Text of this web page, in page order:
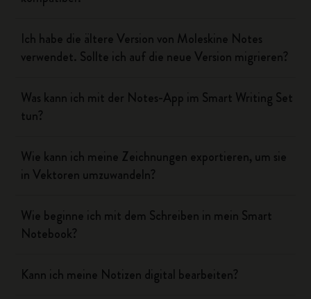
Ich habe die ältere Version von Moleskine Notes
verwendet. Sollte ich auf die neue Version migrieren?
Was kann ich mit der Notes-App im Smart Writing Set
tun?
Wie kann ich meine Zeichnungen exportieren, um sie
in Vektoren umzuwandeln?
Wie beginne ich mit dem Schreiben in mein Smart
Notebook?
Kann ich meine Notizen digital bearbeiten?